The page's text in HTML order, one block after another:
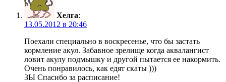
Хелга:
13.05.2012 в 20:46
Поехали специально в воскресенье, что бы застать
кормление акул. Забавное зрелище когда аквалангист
ловит акулу подмышку и другой пытается ее накормить.
Очень понравилось, как едят скаты )))
ЗЫ Спасибо за расписание!